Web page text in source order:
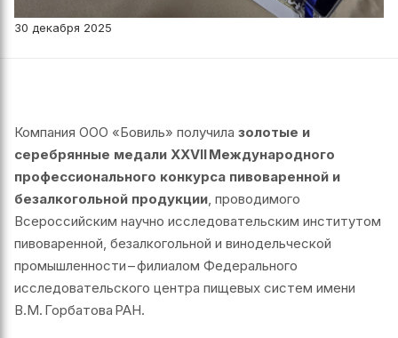
30 декабря 2025
Компания ООО «Бовиль» получила золотые и
серебрянные медали XXVII Международного
профессионального конкурса пивоваренной и
безалкогольной продукции, проводимого
Всероссийским научно исследовательским институтом
пивоваренной, безалкогольной и винодельческой
промышленности – филиалом Федерального
исследовательского центра пищевых систем имени
В.М. Горбатова РАН.